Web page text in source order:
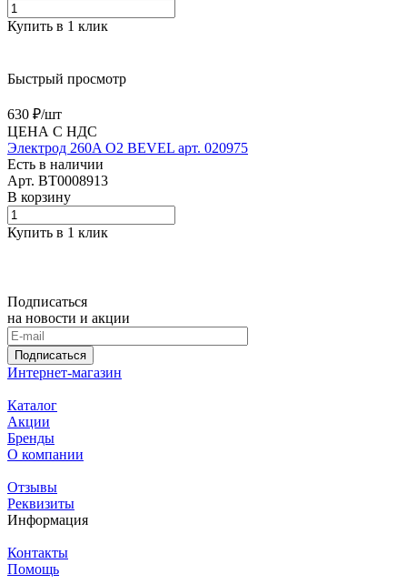
Купить в 1 клик
Быстрый просмотр
630 ₽/шт
ЦЕНА С НДС
Электрод 260A O2 BEVEL арт. 020975
Есть в наличии
Арт. BT0008913
В корзину
Купить в 1 клик
Подписаться
на новости и акции
Подписаться
Интернет-магазин
Каталог
Акции
Бренды
О компании
Отзывы
Реквизиты
Информация
Контакты
Помощь